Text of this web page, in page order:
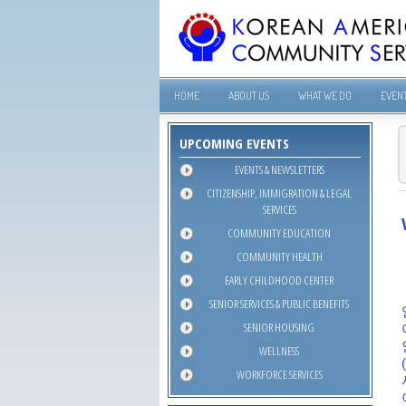
HOME ABOUT US WHAT WE DO
UPCOMING EVENTS
EVENTS & NEWSLETTERS
CITIZENSHIP, IMMIGRATION & LEGAL
SERVICES
COMMUNITY EDUCATION
COMMUNITY HEALTH
EARLY CHILDHOOD CENTER
SENIOR SERVICES & PUBLIC BENEFITS
SENIOR HOUSING
WELLNESS
WORKFORCE SERVICES